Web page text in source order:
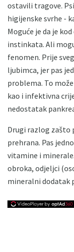
ostavili tragove.
higijenske svrhe -
Moguće je da je
instinkata. Ali
fenomen. Prije
ljubimca, jer pas
problema. To
kao i infektivna
nedostatak
Drugi razlog zašto
prehrana. Pas
vitamine i
obroka, odjeljci
mineralni dodatak